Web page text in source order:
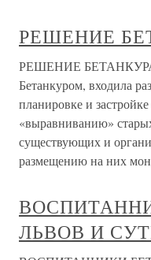
РЕШЕНИЕ
РЕШЕНИЕ БЕТАНКУРА
Бетанкуром, входила
планировке и
«выравниванию»
существующих и
размещению на них
ЛЬВОВ И